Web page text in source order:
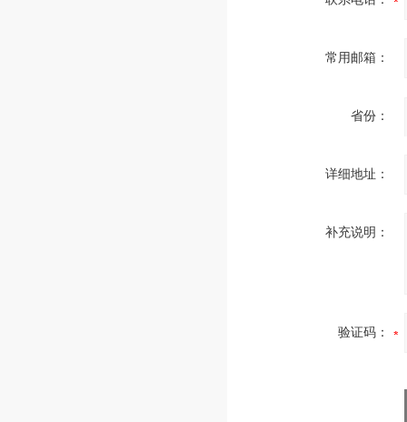
常用邮箱：
省份：
详细地址：
补充说明：
验证码：